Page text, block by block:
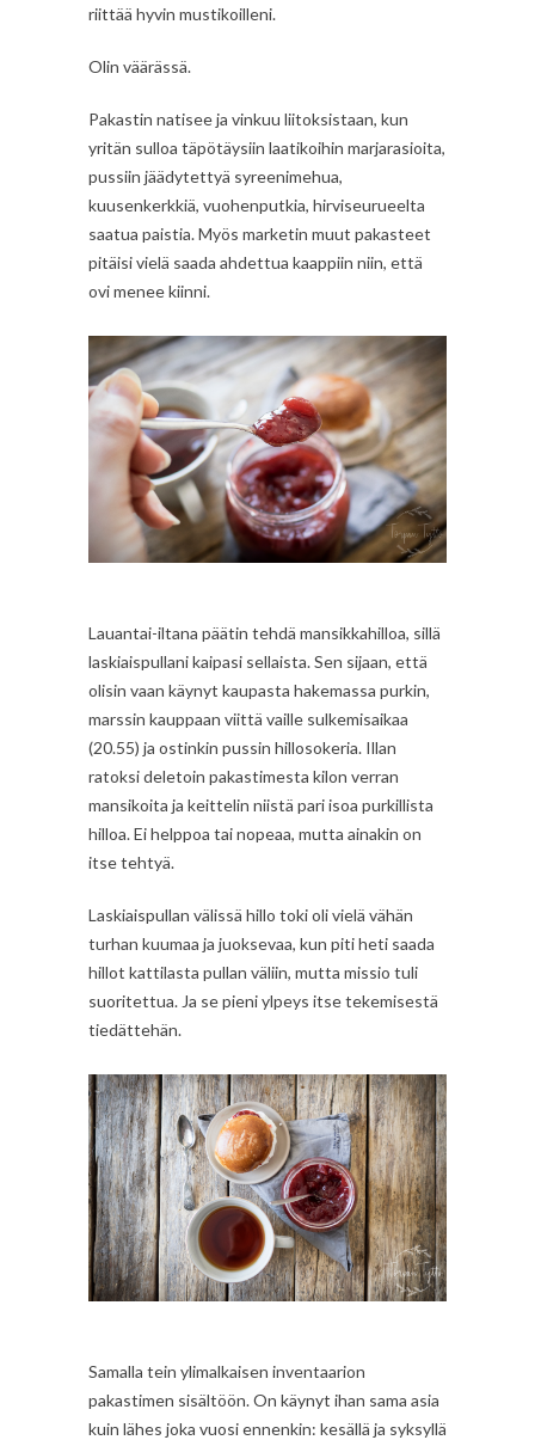
riittää hyvin mustikoilleni.
Olin väärässä.
Pakastin natisee ja vinkuu liitoksistaan, kun
yritän sulloa täpötäysiin laatikoihin marjarasioita,
pussiin jäädytettyä syreenimehua,
kuusenkerkkiä, vuohenputkia, hirviseurueelta
saatua paistia. Myös marketin muut pakasteet
pitäisi vielä saada ahdettua kaappiin niin, että
ovi menee kiinni.
Lauantai-iltana päätin tehdä mansikkahilloa, sillä
laskiaispullani kaipasi sellaista. Sen sijaan, että
olisin vaan käynyt kaupasta hakemassa purkin,
marssin kauppaan viittä vaille sulkemisaikaa
(20.55) ja ostinkin pussin hillosokeria. Illan
ratoksi deletoin pakastimesta kilon verran
mansikoita ja keittelin niistä pari isoa purkillista
hilloa. Ei helppoa tai nopeaa, mutta ainakin on
itse tehtyä.
Laskiaispullan välissä hillo toki oli vielä vähän
turhan kuumaa ja juoksevaa, kun piti heti saada
hillot kattilasta pullan väliin, mutta missio tuli
suoritettua. Ja se pieni ylpeys itse tekemisestä
tiedättehän.
Samalla tein ylimalkaisen inventaarion
pakastimen sisältöön. On käynyt ihan sama asia
kuin lähes joka vuosi ennenkin: kesällä ja syksyllä